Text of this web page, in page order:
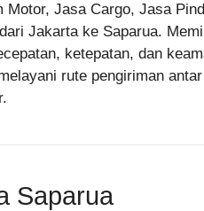
Jasa Cargo, Jasa
Jakarta ke Saparua.
ketepatan, dan
rute pengiriman
Saparua